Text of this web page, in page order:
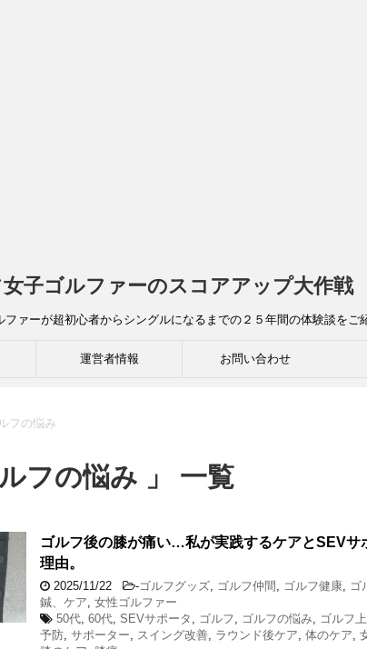
子ゴルファーのスコアアップ大作戦
ファーが超初心者からシングルになるまでの２５年間の体験談をご
運営者情報 お問い合わせ
フの悩み
ルフの悩み 」 一覧
ゴルフ後の膝が痛い…私が実践するケアとSEVサ
理由。
2025/11/22 -ゴルフグッズ, ゴルフ仲間 , ゴルフ健康, ゴ
鍼、ケア, 女性ゴルファー
50代, 60代, SEVサポータ , ゴルフ, ゴルフの悩み, ゴルフ
予防, サポーター, スイング改善, ラウンド後ケア, 体のケア,